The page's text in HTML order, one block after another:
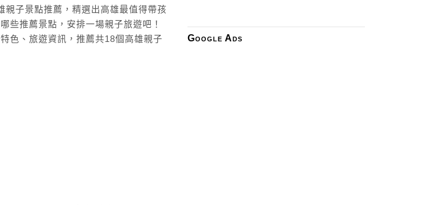
親子景點推薦，精選出高雄最值得帶孩
些推薦景點，安排一場親子旅遊吧！
色、旅遊資訊，推薦共18個高雄親子
Google Ads